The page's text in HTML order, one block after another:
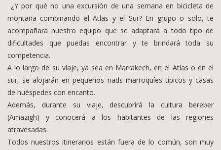
¿Y por qué no una excursión de una semana en bicicleta de
montaña combinando el Atlas y el Sur? En grupo o solo, te
acompañará nuestro equipo que se adaptará a todo tipo de
dificultades que puedas encontrar y te brindará toda su
competencia.
A lo largo de su viaje, ya sea en Marrakech, en el Atlas o en el
sur, se alojarán en pequeños riads marroquíes típicos y casas
de huéspedes con encanto.
Además, durante su viaje, descubrirá la cultura bereber
(Amazigh) y conocerá a los habitantes de las regiones
atravesadas.
Todos nuestros itinerarios están fuera de lo común, son muy